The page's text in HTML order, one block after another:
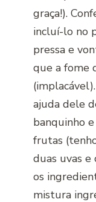
graça!).
incluí-lo no
pressa e
que a fome
ajuda dele
banquinho
frutas
duas uvas e
os
mistura